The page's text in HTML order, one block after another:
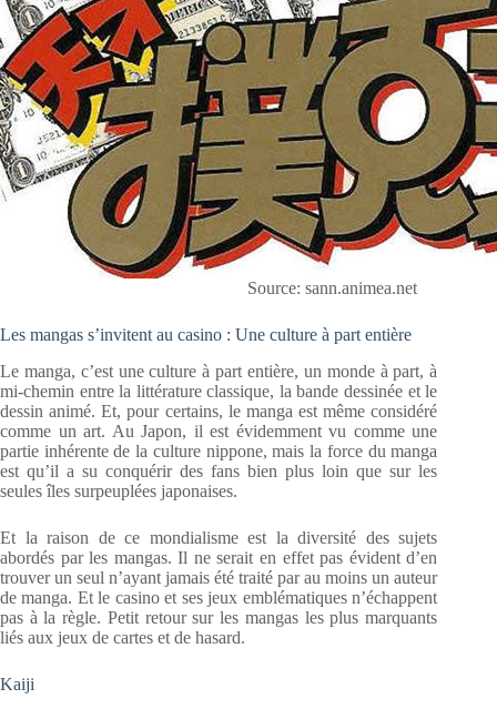
Source: sann.animea.net
Les mangas s’invitent au casino : Une culture à part entière
Le manga, c’est une culture à part entière, un monde à part, à
mi-chemin entre la littérature classique, la bande dessinée et le
dessin animé. Et, pour certains, le manga est même considéré
comme un art. Au Japon, il est évidemment vu comme une
partie inhérente de la culture nippone, mais la force du manga
est qu’il a su conquérir des fans bien plus loin que sur les
seules îles surpeuplées japonaises.
Et la raison de ce mondialisme est la diversité des sujets
abordés par les mangas. Il ne serait en effet pas évident d’en
trouver un seul n’ayant jamais été traité par au moins un auteur
de manga. Et le casino et ses jeux emblématiques n’échappent
pas à la règle. Petit retour sur les mangas les plus marquants
liés aux jeux de cartes et de hasard.
Kaiji